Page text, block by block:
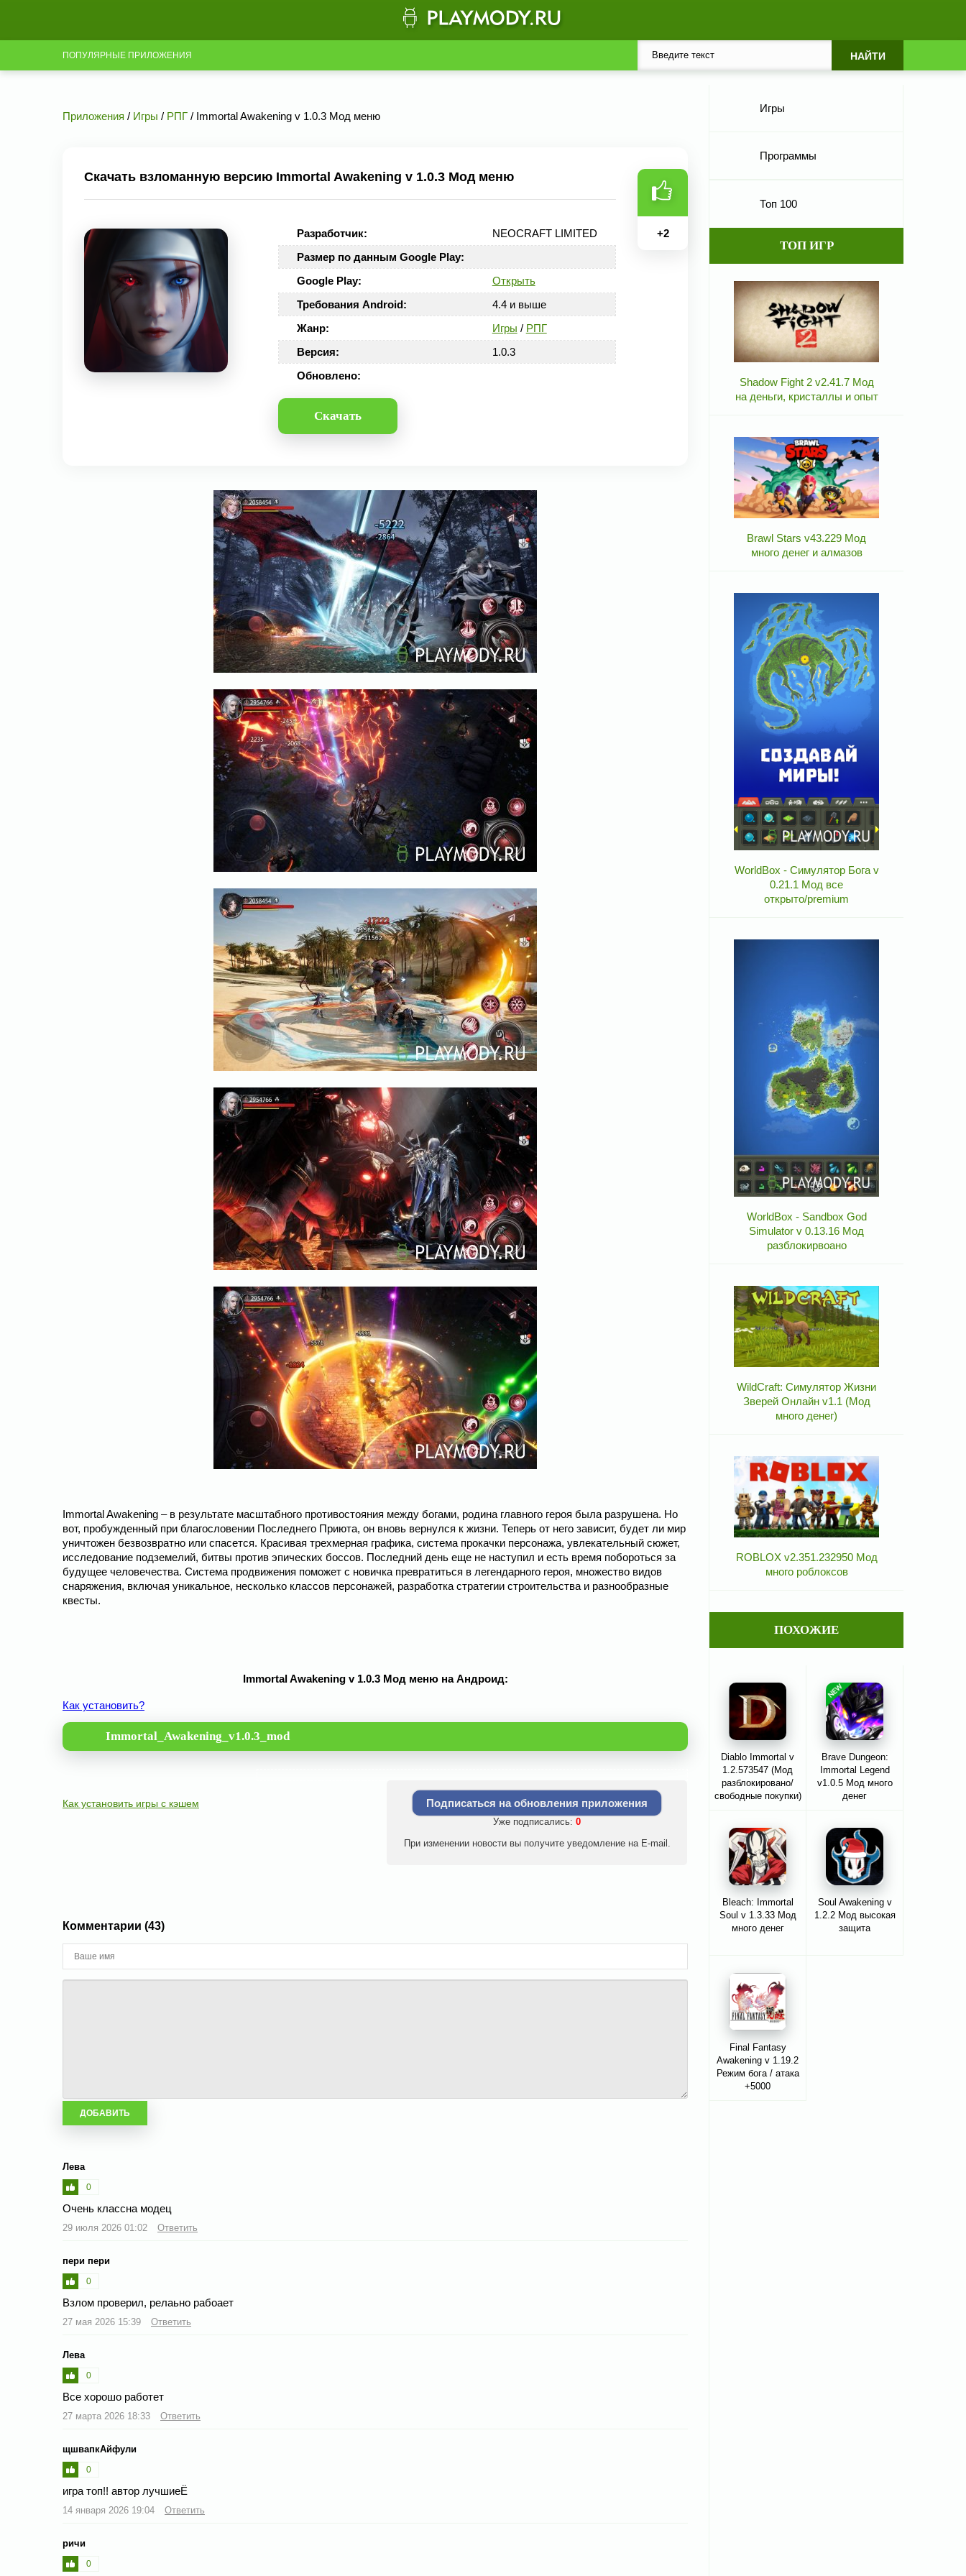
ПОПУЛЯРНЫЕ ПРИЛОЖЕНИЯ
Приложения / Игры / РПГ / Immortal Awakening v 1.0.3 Мод меню
Скачать взломанную версию Immortal Awakening v 1.0.3 Мод меню
Разработчик:
NEOCRAFT LIMITED
Размер по данным Google Play:
Google Play:
Открыть
Требования Android:
4.4 и выше
Жанр:
Игры / РПГ
Версия:
1.0.3
Обновлено:
Скачать
+2
Immortal Awakening – в результате масштабного противостояния между богами, родина главного героя была разрушена. Но
вот, пробужденный при благословении Последнего Приюта, он вновь вернулся к жизни. Теперь от него зависит, будет ли мир
уничтожен безвозвратно или спасется. Красивая трехмерная графика, система прокачки персонажа, увлекательный сюжет,
исследование подземелий, битвы против эпических боссов. Последний день еще не наступил и есть время побороться за
будущее человечества. Система продвижения поможет с новичка превратиться в легендарного героя, множество видов
снаряжения, включая уникальное, несколько классов персонажей, разработка стратегии строительства и разнообразные
квесты.
Immortal Awakening v 1.0.3 Мод меню на Андроид:
Как установить?
Immortal_Awakening_v1.0.3_mod
Как установить игры с кэшем Подписаться на обновления приложения
Уже подписались: 0
При изменении новости вы получите уведомление на E-mail.
Комментарии (43)
Лева
0
Очень классна модец
29 июля 2026 01:02 Ответить
пери пери
0
Взлом проверил, релаьно рабоает
27 мая 2026 15:39 Ответить
Лева
0
Все хорошо работет
27 марта 2026 18:33 Ответить
щшвапкАйфули
0
игра топ!! автор лучшиеЁ
14 января 2026 19:04 Ответить
ричи
0
Игры
Программы
Топ 100
ТОП ИГР
Shadow Fight 2 v2.41.7 Мод
на деньги, кристаллы и опыт
Brawl Stars v43.229 Мод
много денег и алмазов
WorldBox - Симулятор Бога v
0.21.1 Мод все
открыто/premium
WorldBox - Sandbox God
Simulator v 0.13.16 Мод
разблокирвоано
WildCraft: Симулятор Жизни
Зверей Онлайн v1.1 (Мод
много денег)
ROBLOX v2.351.232950 Мод
много роблоксов
ПОХОЖИЕ
Diablo Immortal v
1.2.573547 (Мод
разблокировано/
свободные покупки)
Brave Dungeon:
Immortal Legend
v1.0.5 Мод много
денег
Bleach: Immortal
Soul v 1.3.33 Мод
много денег
Soul Awakening v
1.2.2 Мод высокая
защита
Final Fantasy
Awakening v 1.19.2
Режим бога / атака
+5000